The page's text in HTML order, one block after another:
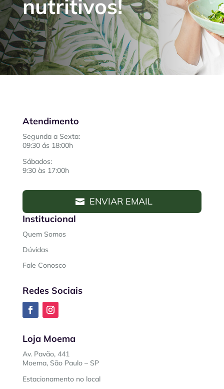
nutritivos!
Institucional
Quem Somos
Dúvidas
Fale Conosco
Redes Sociais
Loja Moema
Av. Pavão, 441
Moema, São Paulo – SP
Estacionamento no local
Atendimento
Segunda a Sexta:
09:30 ás 18:00h
Sábados:
9:30 às 17:00h
ENVIAR EMAIL